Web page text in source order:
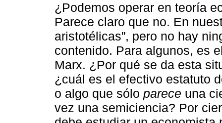
¿Podemos operar en teoría
Parece claro que no. En
aristotélicas”, pero no hay
contenido. Para algunos, es
Marx. ¿Por qué se da esta
¿cuál es el efectivo estatuto
o algo que sólo parece una
vez una semiciencia? Por